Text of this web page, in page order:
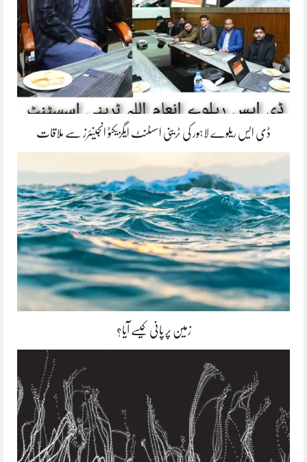
ڈی ایس ریلوے لاہور کی ٹرینی اسسٹنٹ ایگزیکٹو انجینئرز سے ملاقات
زمین پر پانی کیسے آیا؟